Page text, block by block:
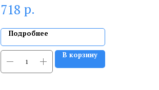
сертифицированный специалист.
718 р.
Подробнее
В корзину